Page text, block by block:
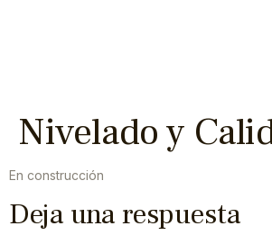
Nivelado y
En construcción
Deja una respuesta